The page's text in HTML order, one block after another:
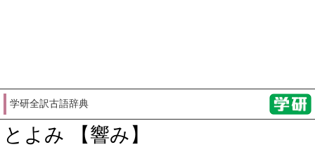
学研全訳古語辞典
とよみ 【響み】